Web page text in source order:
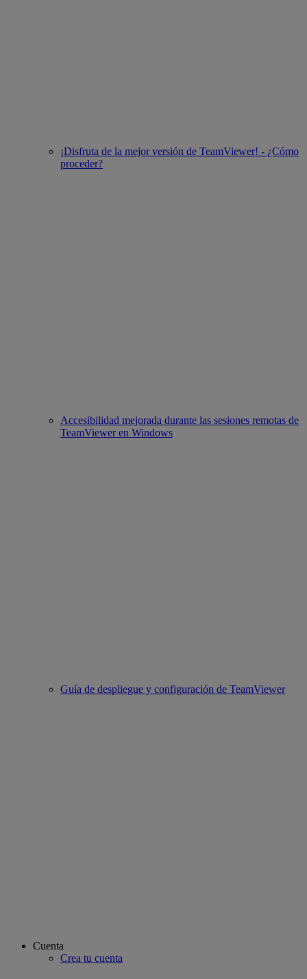
¡Disfruta de la mejor versión de TeamViewer! - ¿Cómo
proceder?
Accesibilidad mejorada durante las sesiones remotas de
TeamViewer en Windows
Guía de despliegue y configuración de TeamViewer
Cuenta
Crea tu cuenta